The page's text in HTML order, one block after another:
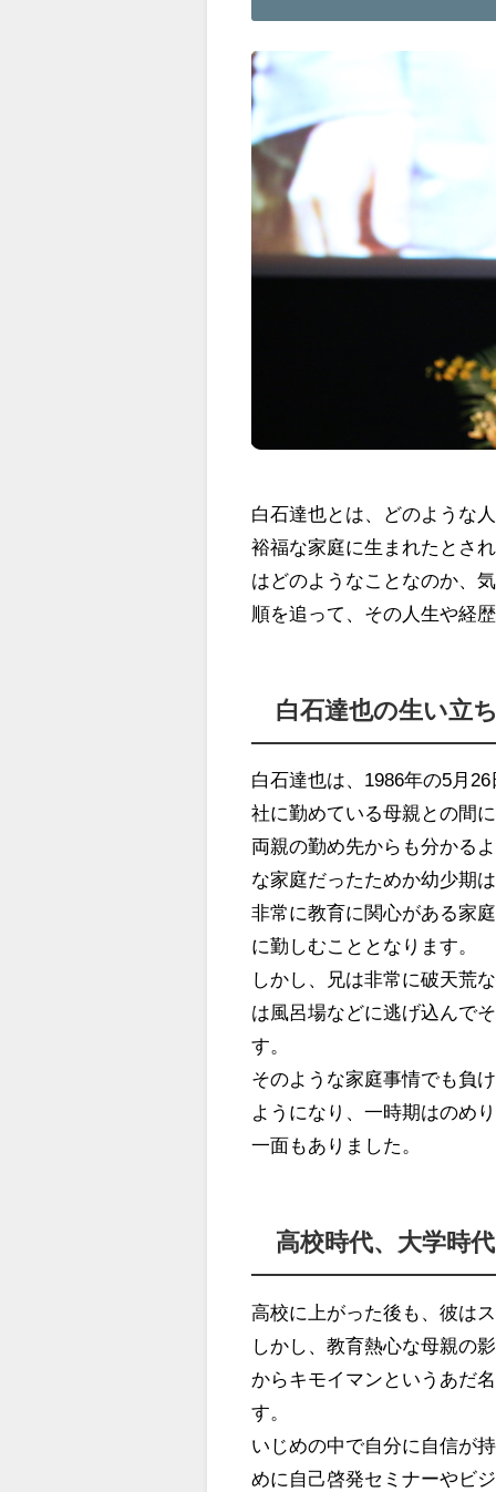
白石達也とは、どのような
裕福な家庭に生まれたとさ
はどのようなことなのか、
順を追って、その人生や経
白石達也の生い立
白石達也は、1986年の5月
社に勤めている母親との間
両親の勤め先からも分かる
な家庭だったためか幼少期
非常に教育に関心がある家
に勤しむこととなります。
しかし、兄は非常に破天荒
は風呂場などに逃げ込んで
す。
そのような家庭事情でも負
ようになり、一時期はのめ
一面もありました。
高校時代、大学時
高校に上がった後も、彼は
しかし、教育熱心な母親の
からキモイマンというあだ
す。
いじめの中で自分に自信が
めに自己啓発セミナーやビ